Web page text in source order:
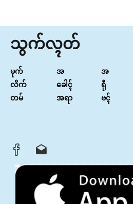
သွက်လ္ၚတ်
မုက်
လိက်
တမ်
အ
ခေါၚ်
အရာ
အ
ရီု
ဗၚ်